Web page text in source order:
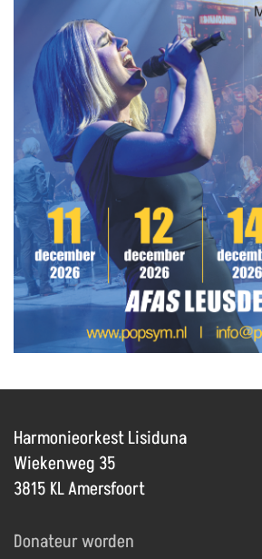
Harmonieorkest Lisiduna
Wiekenweg 35
3815 KL Amersfoort
Donateur worden